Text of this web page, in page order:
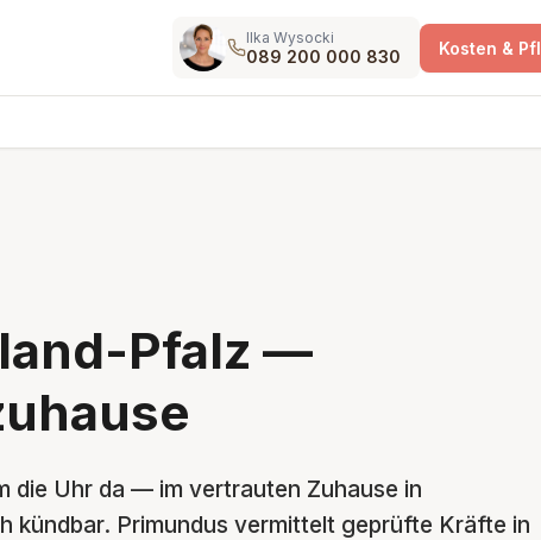
Ilka Wysocki
089 200 000 830 Kosten &
Pfalz —
die Uhr da — im vertrauten Zuhause in
kündbar. Primundus vermittelt geprüfte Kräfte in